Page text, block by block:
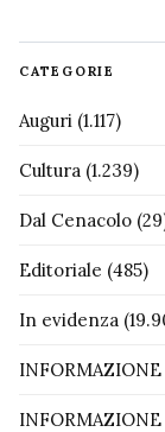
CATEGORIE
Auguri (1.117)
Cultura (1.239)
Dal Cenacolo
Editoriale (485)
In evidenza